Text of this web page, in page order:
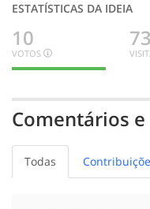
ESTATÍSTICAS DA IDEIA
10
VOTOS
10
00
73
Comentários
Todas